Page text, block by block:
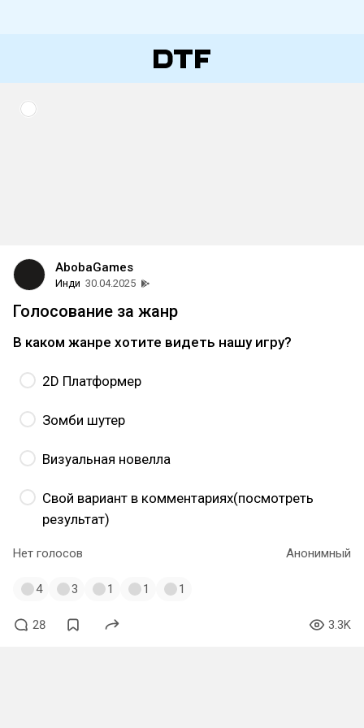
AbobaGames
Инди 30.04.2025
Голосование за жанр
В каком жанре хотите видеть нашу игру?
2D Платформер
Зомби шутер
Визуальная новелла
Свой вариант в комментариях(посмотреть
результат)
Нет голосов Анонимный
4 3 1 1 1
28 3.3K